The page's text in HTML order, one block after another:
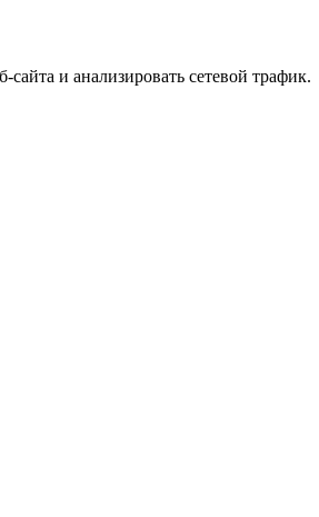
и анализировать сетевой трафик.